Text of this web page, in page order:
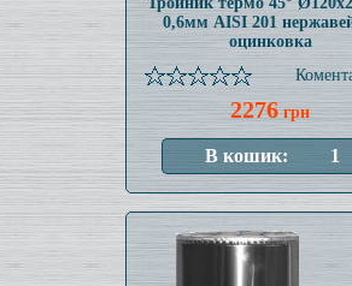
0,6мм AISI 201
оцинковка
2276грн